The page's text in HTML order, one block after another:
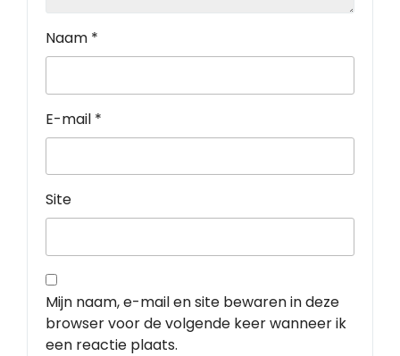
Naam *
E-mail *
Site
Mijn naam, e-mail en site bewaren in deze
browser voor de volgende keer wanneer ik
een reactie plaats.